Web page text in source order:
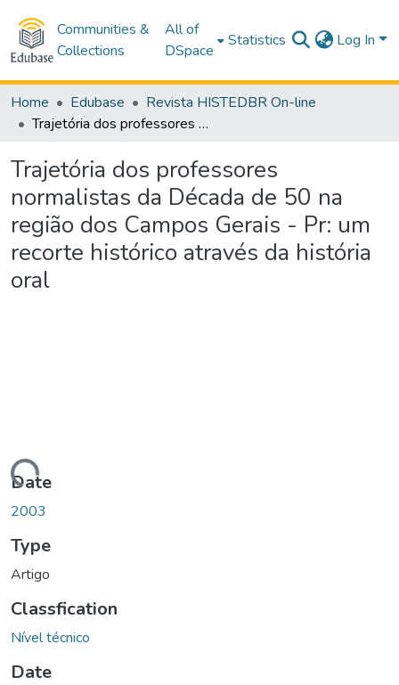
Communities &
Collections
All of
DSpace
Statistics Log In
Home Edubase
Revista HISTEDBR On-line
Trajetória dos professores normalistas da Década de 50 na região dos Campos Gerais - Pr: um recorte histórico através da história oral
Trajetória dos professores
normalistas da Década de 50 na
região dos Campos Gerais - Pr: um
recorte histórico através da história
oral
Date
2003
Type
Artigo
Classfication
Nível técnico
Date